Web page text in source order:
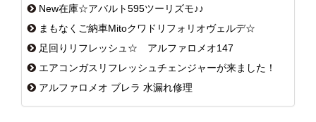
New在庫☆アバルト595ツーリズモ♪♪
まもなくご納車Mitoクワドリフォリオヴェルデ☆
足回りリフレッシュ☆ アルファロメオ147
エアコンガスリフレッシュチェンジャーが来ました！
アルファロメオ ブレラ 水漏れ修理